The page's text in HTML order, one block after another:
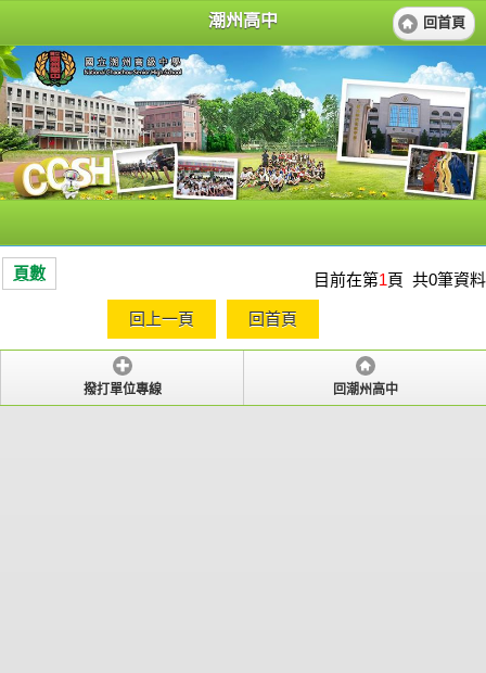
潮州高中 回首頁
頁數 目前在第1頁 共0筆資料
回上一頁 回首頁
撥打單位專線 回潮州高中